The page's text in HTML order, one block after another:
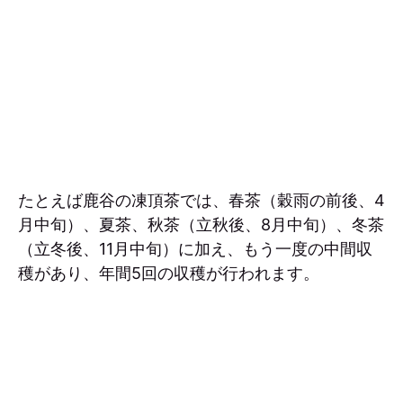
たとえば鹿谷の凍頂茶では、春茶（穀雨の前後、4
月中旬）、夏茶、秋茶（立秋後、8月中旬）、冬茶
（立冬後、11月中旬）に加え、もう一度の中間収
穫があり、年間5回の収穫が行われます。